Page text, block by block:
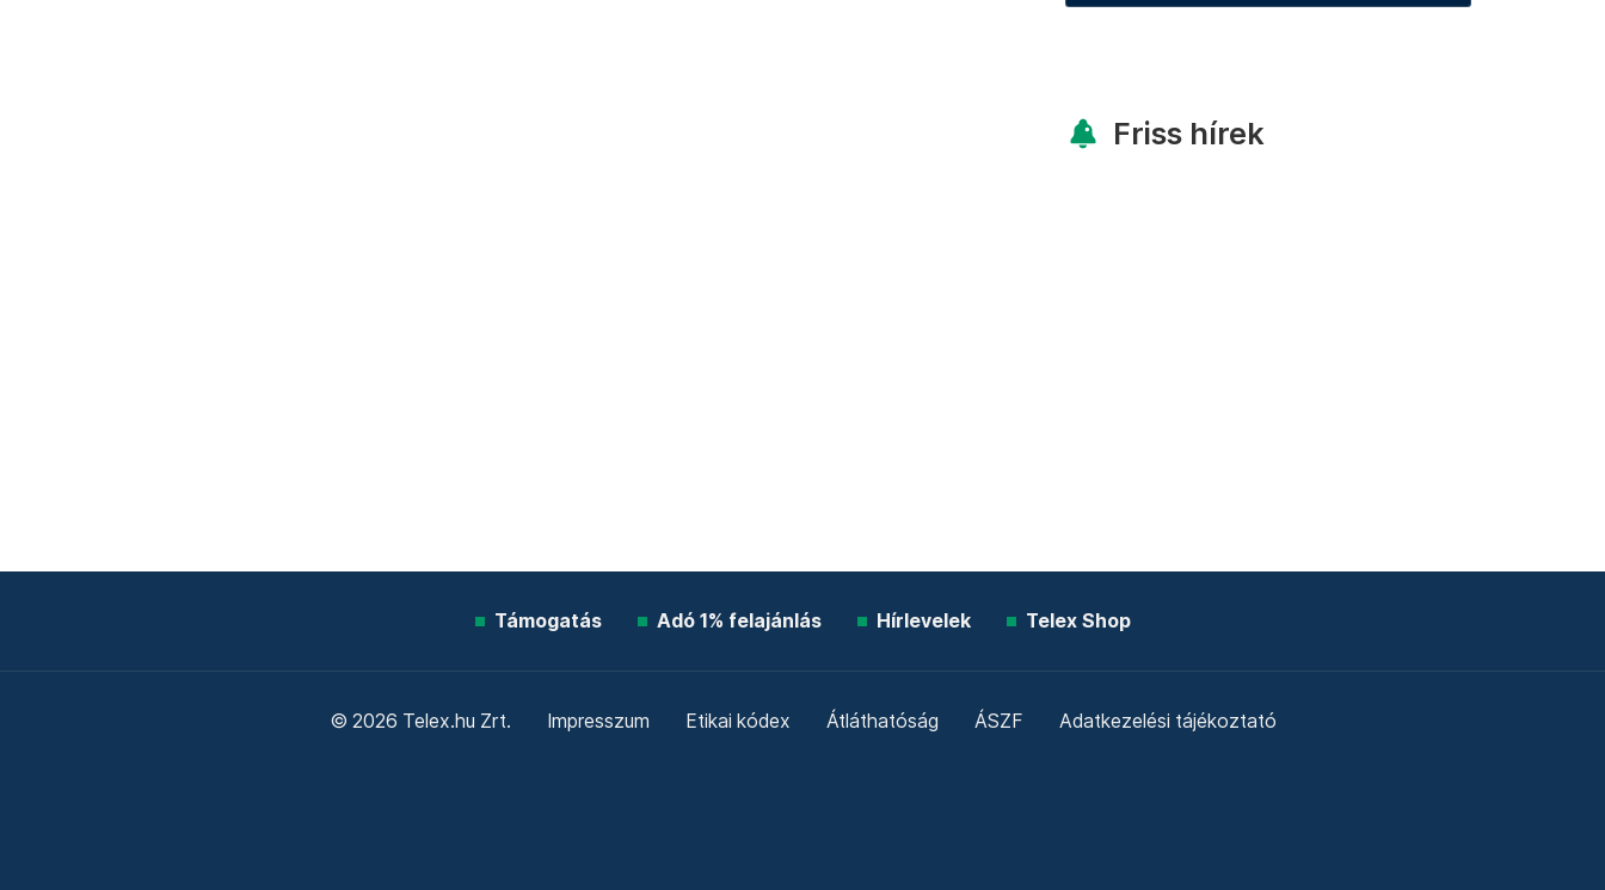
Friss hírek
Támogatás Adó 1% felajánlás Hírlevelek Telex Shop
© 2026 Telex.hu Zrt. Impresszum Etikai kódex Átláthatóság ÁSZF Adatkezelési tájékoztató